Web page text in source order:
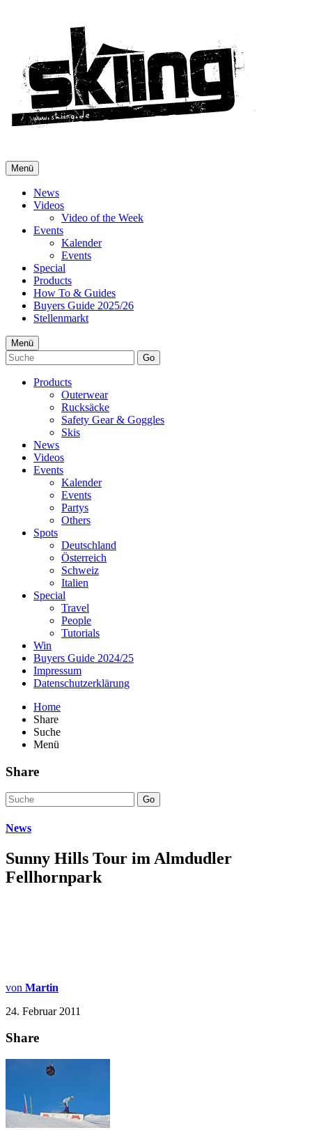
Menü
News
Videos
Video of the Week
Events
Kalender
Events
Special
Products
How To & Guides
Buyers Guide 2025/26
Stellenmarkt
Menü
Go
Products
Outerwear
Rucksäcke
Safety Gear & Goggles
Skis
News
Videos
Events
Kalender
Events
Partys
Others
Spots
Deutschland
Österreich
Schweiz
Italien
Special
Travel
People
Tutorials
Win
Buyers Guide 2024/25
Impressum
Datenschutzerklärung
Home
Share
Suche
Menü
Share
Go
News
Sunny Hills Tour im Almdudler
Fellhornpark
von Martin
24. Februar 2011
Share